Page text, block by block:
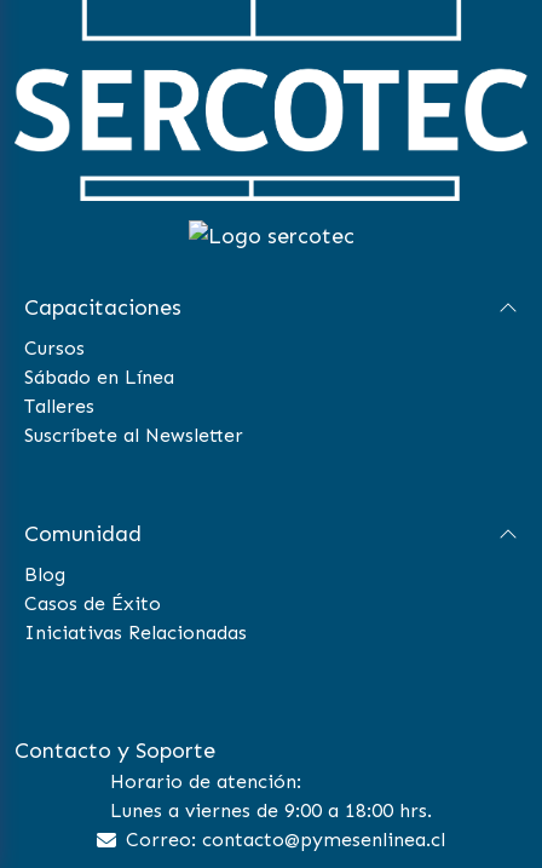
Capacitaciones
Cursos
Sábado en Línea
Talleres
Suscríbete al Newsletter
Comunidad
Blog
Casos de Éxito
Iniciativas Relacionadas
Contacto y Soporte
Horario de atención:
Lunes a viernes de 9:00 a 18:00 hrs.
Correo: contacto@pymesenlinea.cl